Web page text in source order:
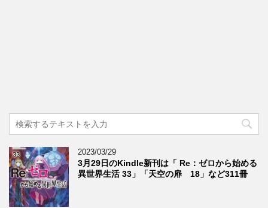
2023/03/29
3月29日のKindle新刊は「 Re：ゼロから始める
異世界生活 33」「天空の扉 18」など311冊